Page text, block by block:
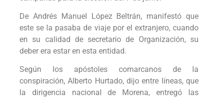
De Andrés Manuel López Beltrán, manifestó que
este se la pasaba de viaje por el extranjero, cuando
en su calidad de secretario de Organización, su
deber era estar en esta entidad.
Según los apóstoles comarcanos de la
conspiración, Alberto Hurtado, dijo entre líneas, que
la dirigencia nacional de Morena, entregó las